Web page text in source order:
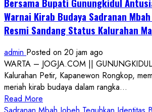
Warnai Kirab Budaya Sadranan
Resmi Sandang Status Kalurahan
admin Posted on 20 jam ago
WARTA – JOGJA.COM ||
Kalurahan Petir, Kapanewon Rongkop,
meriah kirab budaya dalam rangka...
Read More
more